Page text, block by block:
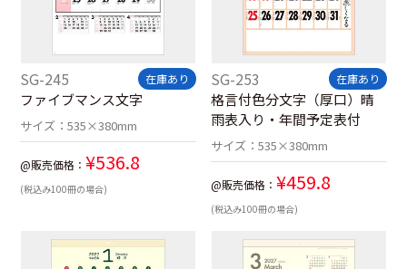
SG-245 在庫あり
ファイブマンス文字
サイズ：535×380mm
@販売価格： ¥536.8
(税込み100冊の場合)
SG-253 在庫あり
格言付色分文字（厚口）晴
雨表入り・年間予定表付
サイズ： 535×380mm
@販売価格： ¥459.8
(税込み100冊の場合)